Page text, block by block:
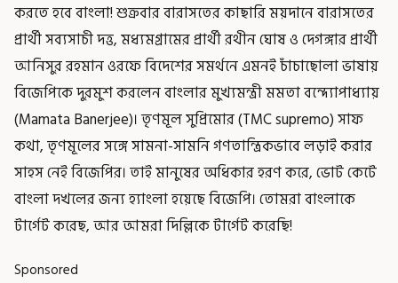
করতে হবে বাংলা! শুক্রবার বারাসতের কাছারি ময়দানে বারাসতের
প্রার্থী সব্যসাচী দত্ত, মধ্যমগ্রামের প্রার্থী রথীন ঘোষ ও দেগঙ্গার প্রার্থী
আনিসুর রহমান ওরফে বিদেশের সমর্থনে এমনই চাঁচাছোলা ভাষায়
বিজেপিকে দুরমুশ করলেন বাংলার মুখ্যমন্ত্রী মমতা বন্দ্যোপাধ্যায়
(Mamata Banerjee)। তৃণমূল সুপ্রিমোর (TMC supremo) সাফ
কথা, তৃণমূলের সঙ্গে সামনা-সামনি গণতান্ত্রিকভাবে লড়াই করার
সাহস নেই বিজেপির। তাই মানুষের অধিকার হরণ করে, ভোট কেটে
বাংলা দখলের জন্য হ্যাংলা হয়েছে বিজেপি। তোমরা বাংলাকে
টার্গেট করেছ, আর আমরা দিল্লিকে টার্গেট করেছি!
Sponsored